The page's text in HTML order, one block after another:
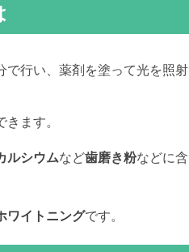
で行い、薬剤を塗って光を照射
ます。
ルシウムなど歯磨き粉などに含
ワイトニングです。